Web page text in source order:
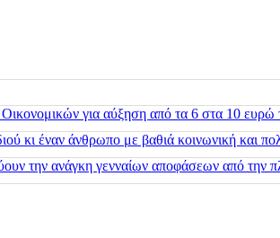
για αύξηση από τα 6 στα 10
κι έναν άνθρωπο με βαθιά κοινωνική και
την ανάγκη γενναίων αποφάσεων από την